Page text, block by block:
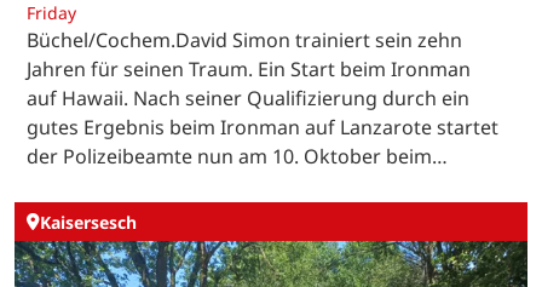
Friday
Büchel/Cochem.David Simon trainiert sein zehn
Jahren für seinen Traum. Ein Start beim Ironman
auf Hawaii. Nach seiner Qualifizierung durch ein
gutes Ergebnis beim Ironman auf Lanzarote startet
der Polizeibeamte nun am 10. Oktober beim…
Kaisersesch